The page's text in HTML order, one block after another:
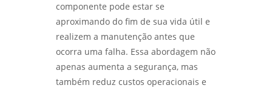
ENSAIO DE CORROSÃO ACELERADA EM SÃO
PAULO: ENTENDA COMO FUNCIONA -
LABMETAL
COMO É REALIZADO O ENSAIO DE CORROSÃO
POR PITE EM SP - LABMETAL
componente pode estar se
aproximando do fim de sua vida útil e
realizem a manutenção antes que
ocorra uma falha. Essa abordagem não
apenas aumenta a segurança, mas
também reduz custos operacionais e